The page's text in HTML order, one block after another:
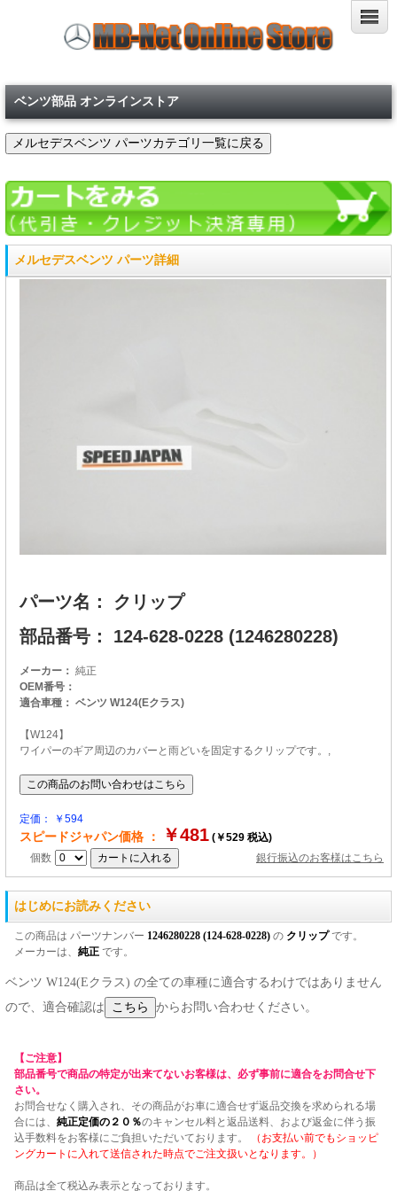
ベンツ部品 オンラインストア
メルセデスベンツ パーツ詳細
パーツ名： クリップ
部品番号： 124-628-0228 (1246280228)
メーカー： 純正
OEM番号：
適合車種： ベンツ W124(Eクラス)
【W124】
ワイパーのギア周辺のカバーと雨どいを固定するクリップです。,
定価： ￥594
スピードジャパン価格 ： ￥481 (￥529 税込)
個数
銀行振込のお客様はこちら
はじめにお読みください
この商品は パーツナンバー 1246280228 (124-628-0228) の クリップです。
メーカーは、 純正 です。
ベンツ W124(Eクラス) の全ての車種に適合するわけではありません
ので、適合確認は
からお問い合わせください。
【ご注意】
部品番号で商品の特定が出来てないお客様は、必ず事前に適合をお問合せ下
さい。
お問合せなく購入され、その商品がお車に適合せず返品交換を求められる場
合には、 純正定価の２０％のキャンセル料と返品送料、および返金に伴う振
込手数料をお客様にご負担いただいております。
（お支払い前でもショッピ
ングカートに入れて送信された時点でご注文扱いとなります。）
商品は全て税込み表示となっております。